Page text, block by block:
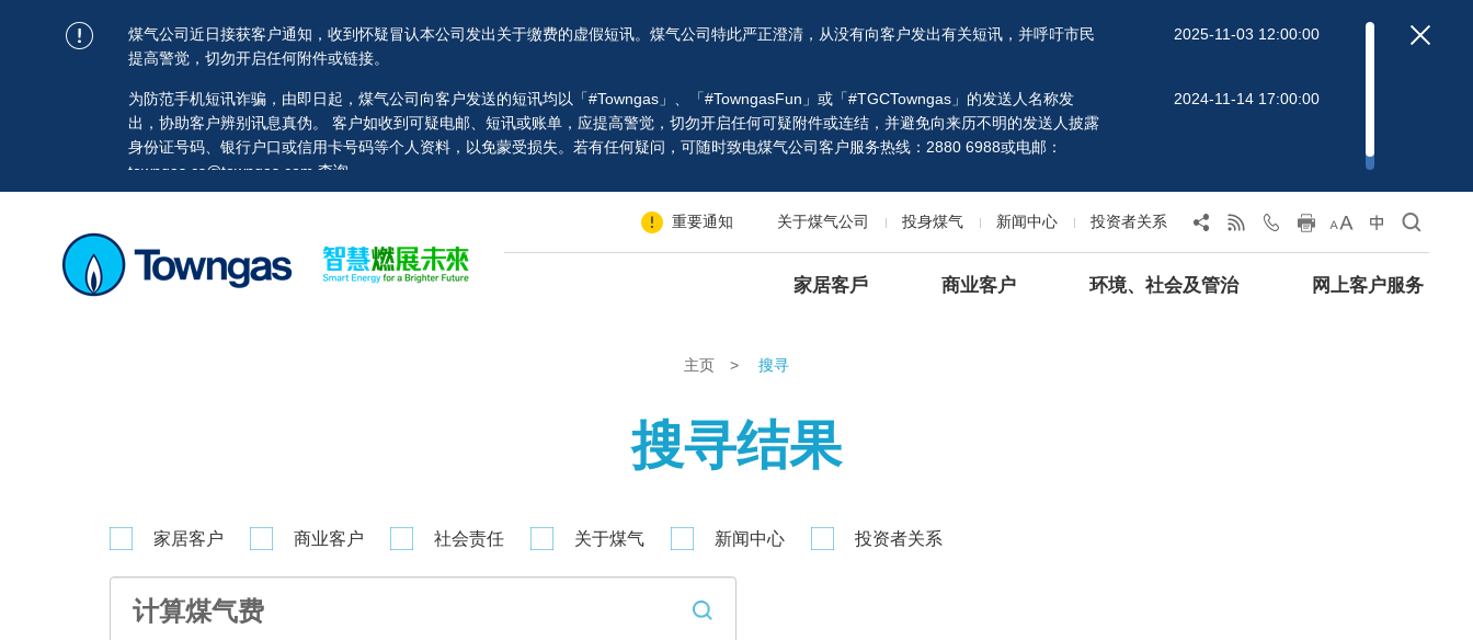
煤气公司近日接获客户通知，收到怀疑冒认本公司发出关于缴费的虚假短讯。煤气公司特此严正澄清，从没有向客户发出有关短讯，并呼吁市民
提高警觉，切勿开启任何附件或链接。
2025-11-03 12:00:00
为防范手机短讯诈骗，由即日起，煤气公司向客户发送的短讯均以「#Towngas」、「#TowngasFun」或「#TGCTowngas」的发送人名称发
出，协助客户辨别讯息真伪。 客户如收到可疑电邮、短讯或账单，应提高警觉，切勿开启任何可疑附件或连结，并避免向来历不明的发送人披露
身份证号码、银行户口或信用卡号码等个人资料，以免蒙受损失。若有任何疑问，可随时致电煤气公司客户服务热线：2880 6988或电邮：
towngas.cs@towngas.com 查询。
2024-11-14 17:00:00
重要通知 关于煤气公司 投身煤气 新闻中心 投资者关系
家居客戶 商业客户 环境、社会及管治 网上客户服务
主页 > 搜寻
搜寻结果
家居客户 商业客户 社会责任 关于煤气 新闻中心 投资者关系